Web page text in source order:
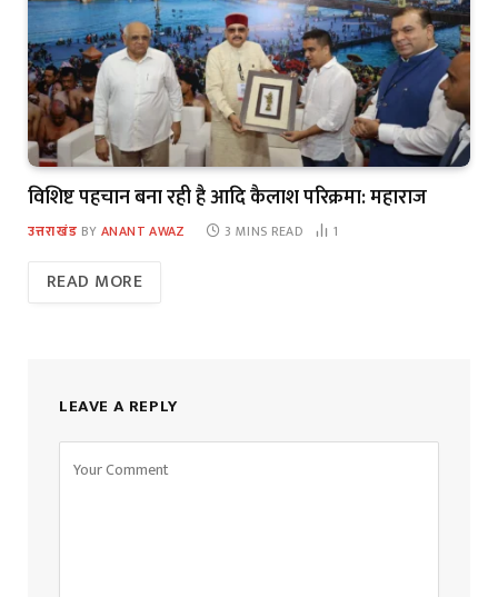
विशिष्ट पहचान बना रही है आदि कैलाश परिक्रमा: महाराज
उत्तराखंड BY ANANT AWAZ 3 MINS READ 1
READ MORE
LEAVE A REPLY